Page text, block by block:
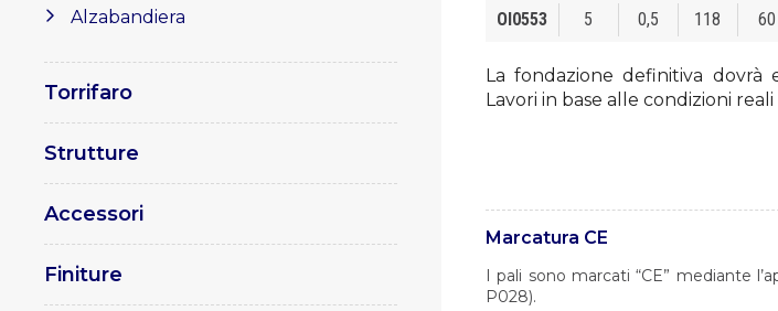
Alzabandiera
Torrifaro
Strutture
Accessori
Finiture
La fondazione definitiva dovrà
Lavori in base alle condizioni
OI0553 5 0,5 118 60
Marcatura CE
I pali sono marcati “CE” mediante
P028).